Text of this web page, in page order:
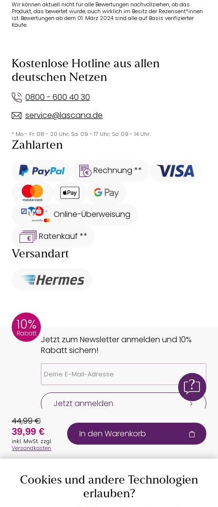
Wir können aktuell nicht für alle Bewertungen nachvollziehen, ob das
Produkt, das bewertet wurde, auch wirklich im Besitz der Rezensent*innen
ist. Bewertungen ab dem 01. März 2024 sind alle auf Basis verifizierter
Käufe.
Kostenlose Hotline aus allen
deutschen Netzen
0800 - 600 40 30
service@lascana.de
* Mo - Fr: 08 - 20 Uhr; Sa: 09 - 17 Uhr; So: 09 - 14 Uhr.
Zahlarten
Rechnung **
Online-Überweisung
Ratenkauf **
Versandart
10%
Rabatt
Jetzt zum Newsletter anmelden und 10%
Rabatt sichern!
Jetzt anmelden
Auszeichnungen
44,99 €
39,99 €
inkl. MwSt. zzgl.
Versandkosten
In den Warenkorb
Cookies und andere Technologien
erlauben?